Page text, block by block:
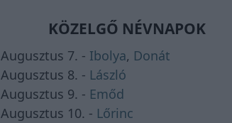
KÖZELGŐ NÉVNAPOK
Augusztus 7. - Ibolya, Donát
Augusztus 8. - László
Augusztus 9. - Emőd
Augusztus 10. - Lőrinc